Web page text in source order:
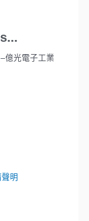
光電子工業